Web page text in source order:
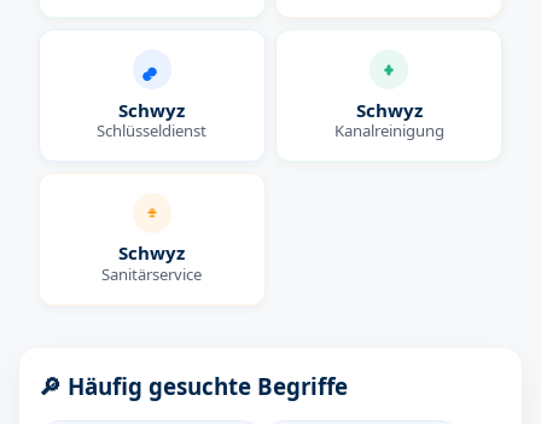
Schwyz
Schlüsseldienst
Schwyz
Kanalreinigung
Schwyz
Sanitärservice
🔎 Häufig gesuchte Begriffe